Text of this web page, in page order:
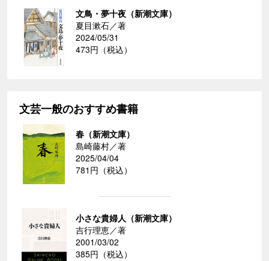
文鳥・夢十夜（新潮文庫）
夏目漱石／著
2024/05/31
473円（税込）
文芸一般のおすすめ書籍
春（新潮文庫）
島崎藤村／著
2025/04/04
781円（税込）
小さな貴婦人（新潮文庫）
吉行理恵／著
2001/03/02
385円（税込）